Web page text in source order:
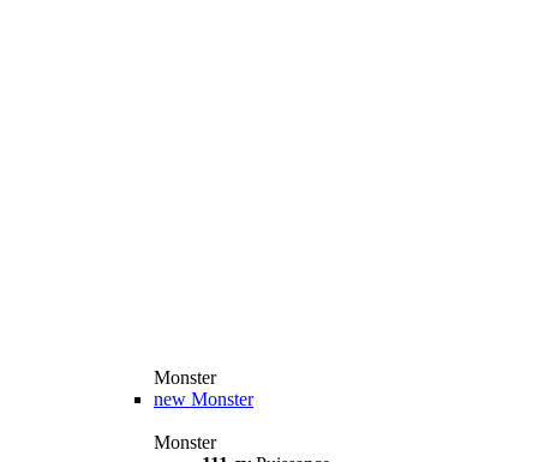
Monster
new Monster
Monster